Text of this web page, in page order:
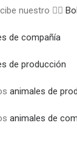
nuestro 👉🏼
de compañía
de producción
animales de
animales de